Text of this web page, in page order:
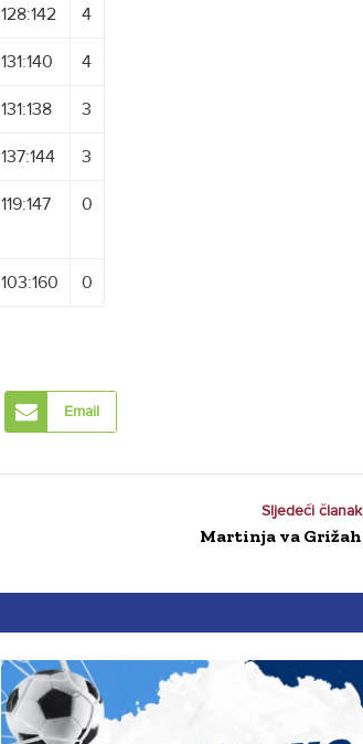
128:142 4
131:140 4
131:138 3
137:144 3
119:147 0
103:160 0
Email
Sljedeći članak
Martinja va Grižah